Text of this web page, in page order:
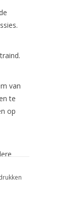
van
te
op